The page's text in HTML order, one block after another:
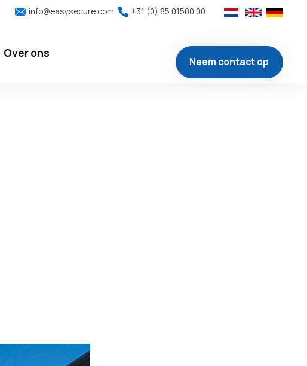
info@easysecure.com +31 (0) 85 01500 00
Over ons
Neem contact op